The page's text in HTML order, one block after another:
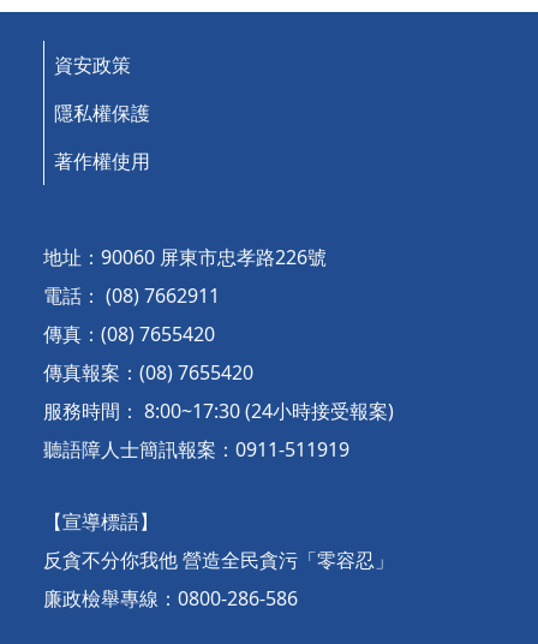
資安政策
隱私權保護
著作權使用
地址：90060 屏東市忠孝路226號
電話： (08) 7662911
傳真：(08) 7655420
傳真報案：(08) 7655420
服務時間： 8:00~17:30 (24小時接受報案)
聽語障人士簡訊報案：0911-511919
【宣導標語】
反貪不分你我他 營造全民貪污「零容忍」
廉政檢舉專線：0800-286-586